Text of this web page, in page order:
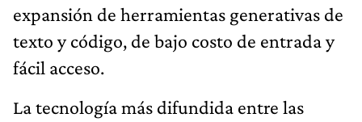
expansión de herramientas generativas de
texto y código, de bajo costo de entrada y
fácil acceso.
La tecnología más difundida entre las